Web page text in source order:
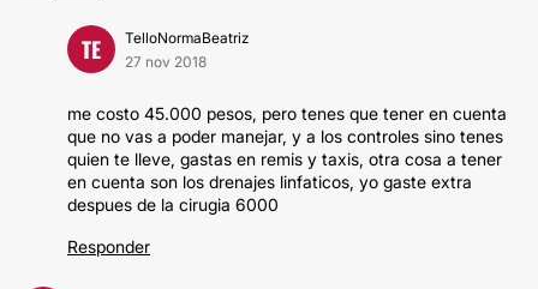
TE
TelloNormaBeatriz
27 nov 2018
me costo 45.000 pesos, pero tenes que tener en cuenta
que no vas a poder manejar, y a los controles sino tenes
quien te lleve, gastas en remis y taxis, otra cosa a tener
en cuenta son los drenajes linfaticos, yo gaste extra
despues de la cirugia 6000
Responder